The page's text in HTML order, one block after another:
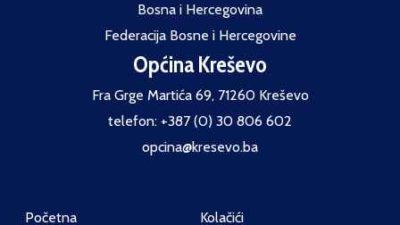
Bosna i Hercegovina
Federacija Bosne i Hercegovine
Općina Kreševo
Fra Grge Martića 69, 71260 Kreševo
telefon: +387 (0) 30 806 602
opcina@kresevo.ba
Početna
Kolačići